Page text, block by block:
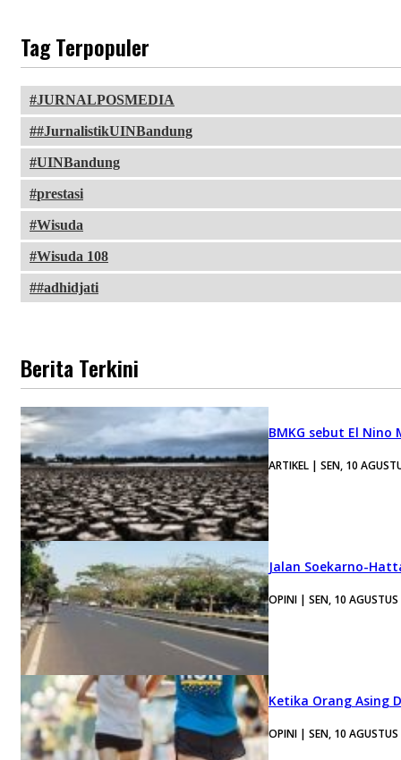
Tag Terpopuler
JURNALPOSMEDIA
#JurnalistikUINBandung
UINBandung
prestasi
Wisuda
Wisuda 108
#adhidjati
Berita Terkini
BMKG sebut El Nino
ARTIKEL | SEN, 10
Jalan Soekarno-
OPINI | SEN, 10
Ketika Orang Asing
OPINI | SEN, 10